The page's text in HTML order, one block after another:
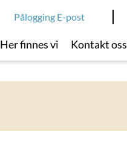
Pålogging E-post
Her finnes vi Kontakt oss